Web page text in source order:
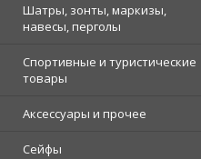
Шатры, зонты, маркизы,
навесы, перголы
Спортивные и туристические
товары
Аксессуары и прочее
Сейфы